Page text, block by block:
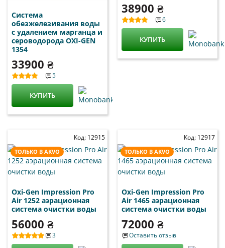
Система
обезжелезивания воды
с удалением марганца и
сероводорода OXI-GEN
1354
33900 ₴
5
КУПИТЬ
38900 ₴
6
КУПИТЬ
Код: 12915
Oxi-Gen Impression Pro
Air 1252 аэрационная
система очистки воды
56000 ₴
3
ТОЛЬКО В AKVO
Код: 12917
Oxi-Gen Impression Pro
Air 1465 аэрационная
система очистки воды
72000 ₴
Оставить отзыв
ТОЛЬКО В AKVO